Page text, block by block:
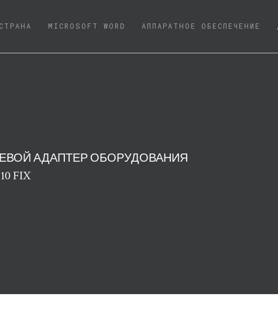
СТРАНА MICROSOFT WORD АППАРАТНОЕ ОБЕСПЕЧЕНИЕ
АДАПТЕР ОБОРУДОВАНИЯ
FIX